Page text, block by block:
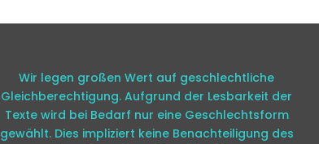
Wir legen großen Wert auf geschlechtliche
Gleichberechtigung. Aufgrund der Lesbarkeit der
Texte wird bei Bedarf nur eine Geschlechtsform
gewählt. Dies impliziert keine Benachteiligung des